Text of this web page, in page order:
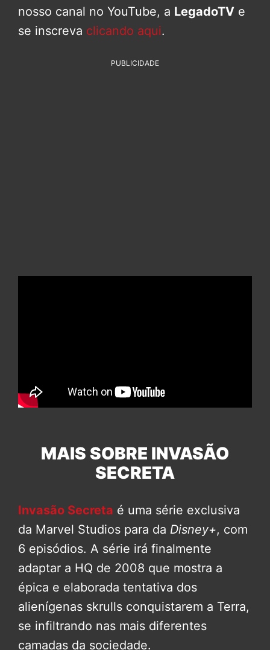
nosso canal no YouTube, a LegadoTV e
se inscreva clicando aqui.
PUBLICIDADE
MAIS SOBRE INVASÃO
SECRETA
Invasão Secreta é uma série exclusiva
da Marvel Studios para da Disney+, com
6 episódios. A série irá finalmente
adaptar a HQ de 2008 que mostra a
épica e elaborada tentativa dos
alienígenas skrulls conquistarem a Terra,
se infiltrando nas mais diferentes
camadas da sociedade.